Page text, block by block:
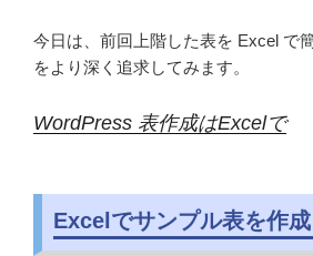
今日は、前回上階した表を Excel で
をより深く追求してみます。
WordPress 表作成はExcelで
Excelでサンプル表を作成